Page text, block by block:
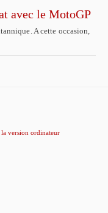
avec le MotoGP
A cette occasion,
version ordinateur